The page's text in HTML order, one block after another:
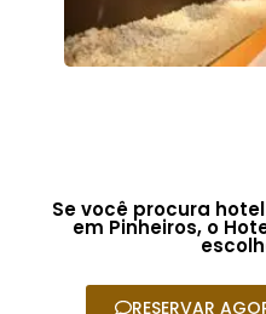
Se você procura
em Pinheiros, o
RESERVAR